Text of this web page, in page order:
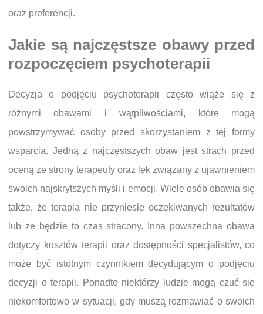
oraz preferencji.
Jakie są najczęstsze obawy przed
rozpoczęciem psychoterapii
Decyzja o podjęciu psychoterapii często wiąże się z
różnymi obawami i wątpliwościami, które mogą
powstrzymywać osoby przed skorzystaniem z tej formy
wsparcia. Jedną z najczęstszych obaw jest strach przed
oceną ze strony terapeuty oraz lęk związany z ujawnieniem
swoich najskrytszych myśli i emocji. Wiele osób obawia się
także, że terapia nie przyniesie oczekiwanych rezultatów
lub że będzie to czas stracony. Inna powszechna obawa
dotyczy kosztów terapii oraz dostępności specjalistów, co
może być istotnym czynnikiem decydującym o podjęciu
decyzji o terapii. Ponadto niektórzy ludzie mogą czuć się
niekomfortowo w sytuacji, gdy muszą rozmawiać o swoich